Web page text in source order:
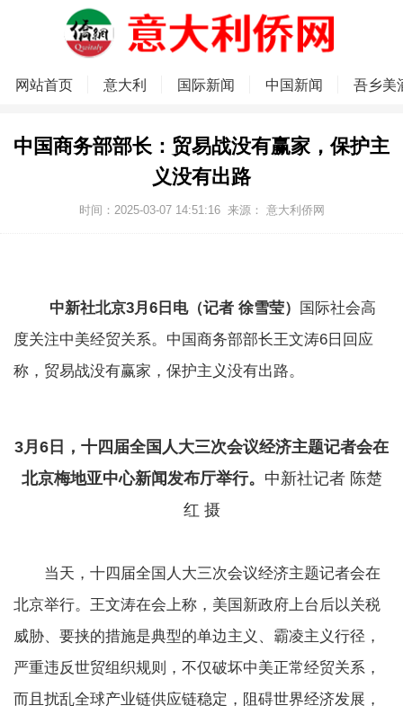
网站首页 意大利 国际新闻 中国新闻 吾乡美
中国商务部部长：贸易战没有赢家，保护主
义没有出路
时间：2025-03-07 14:51:16 来源： 意大利侨网
中新社北京3月6日电（记者 徐雪莹）
国际社会高
度关注中美经贸关系。中国商务部部长王文涛6日回应
称，贸易战没有赢家，保护主义没有出路。
3月6日，十四届全国人大三次会议经济主题记者会在
北京梅地亚中心新闻发布厅举行。 中新社记者 陈楚
红 摄
当天，十四届全国人大三次会议经济主题记者会在
北京举行。王文涛在会上称，美国新政府上台后以关税
威胁、要挟的措施是典型的单边主义、霸凌主义行径，
严重违反世贸组织规则，不仅破坏中美正常经贸关系，
而且扰乱全球产业链供应链稳定，阻碍世界经济发展，